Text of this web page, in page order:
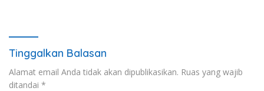
Tinggalkan Balasan
Alamat email Anda tidak akan dipublikasikan. Ruas yang wajib
ditandai *